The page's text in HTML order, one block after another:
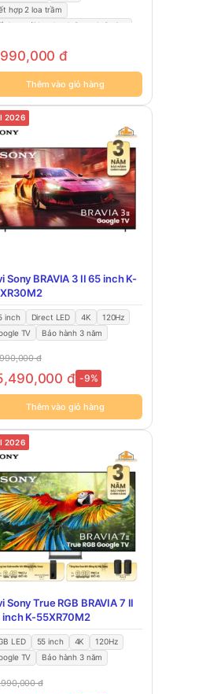
hợp 2 loa trầm
hợp với loa thanh Sony A-Series
đ
Thêm vào giỏ hàng
2026
Sony BRAVIA 3 II 65 inch K-
inch Direct LED 4K
120Hz
TV
Bảo hành 3 năm
đ
đ -9%
Thêm vào giỏ hàng
2026
Sony True RGB BRAVIA 7 II
inch K-55XR70M2
LED 55 inch 4K
120Hz
TV
Bảo hành 3 năm
đ